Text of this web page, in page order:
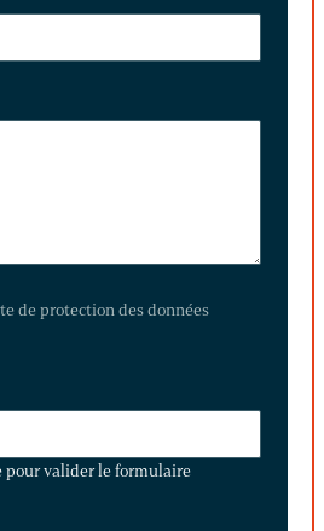
de protection des données
pour valider le formulaire